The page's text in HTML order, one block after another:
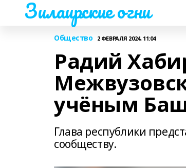
Зилаирские огни
Общество 2 ФЕВРАЛЯ 2024, 11:04
Радий
учёным
Глава республики
сообществу.